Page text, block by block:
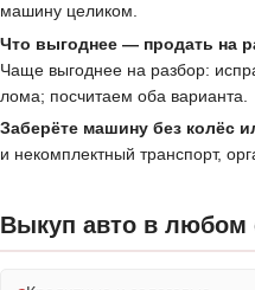
машину целиком.
Что выгоднее — продать на
Чаще выгоднее на разбор:
лома; посчитаем оба варианта.
Заберёте машину без колёс
и некомплектный транспорт,
Выкуп авто в любом